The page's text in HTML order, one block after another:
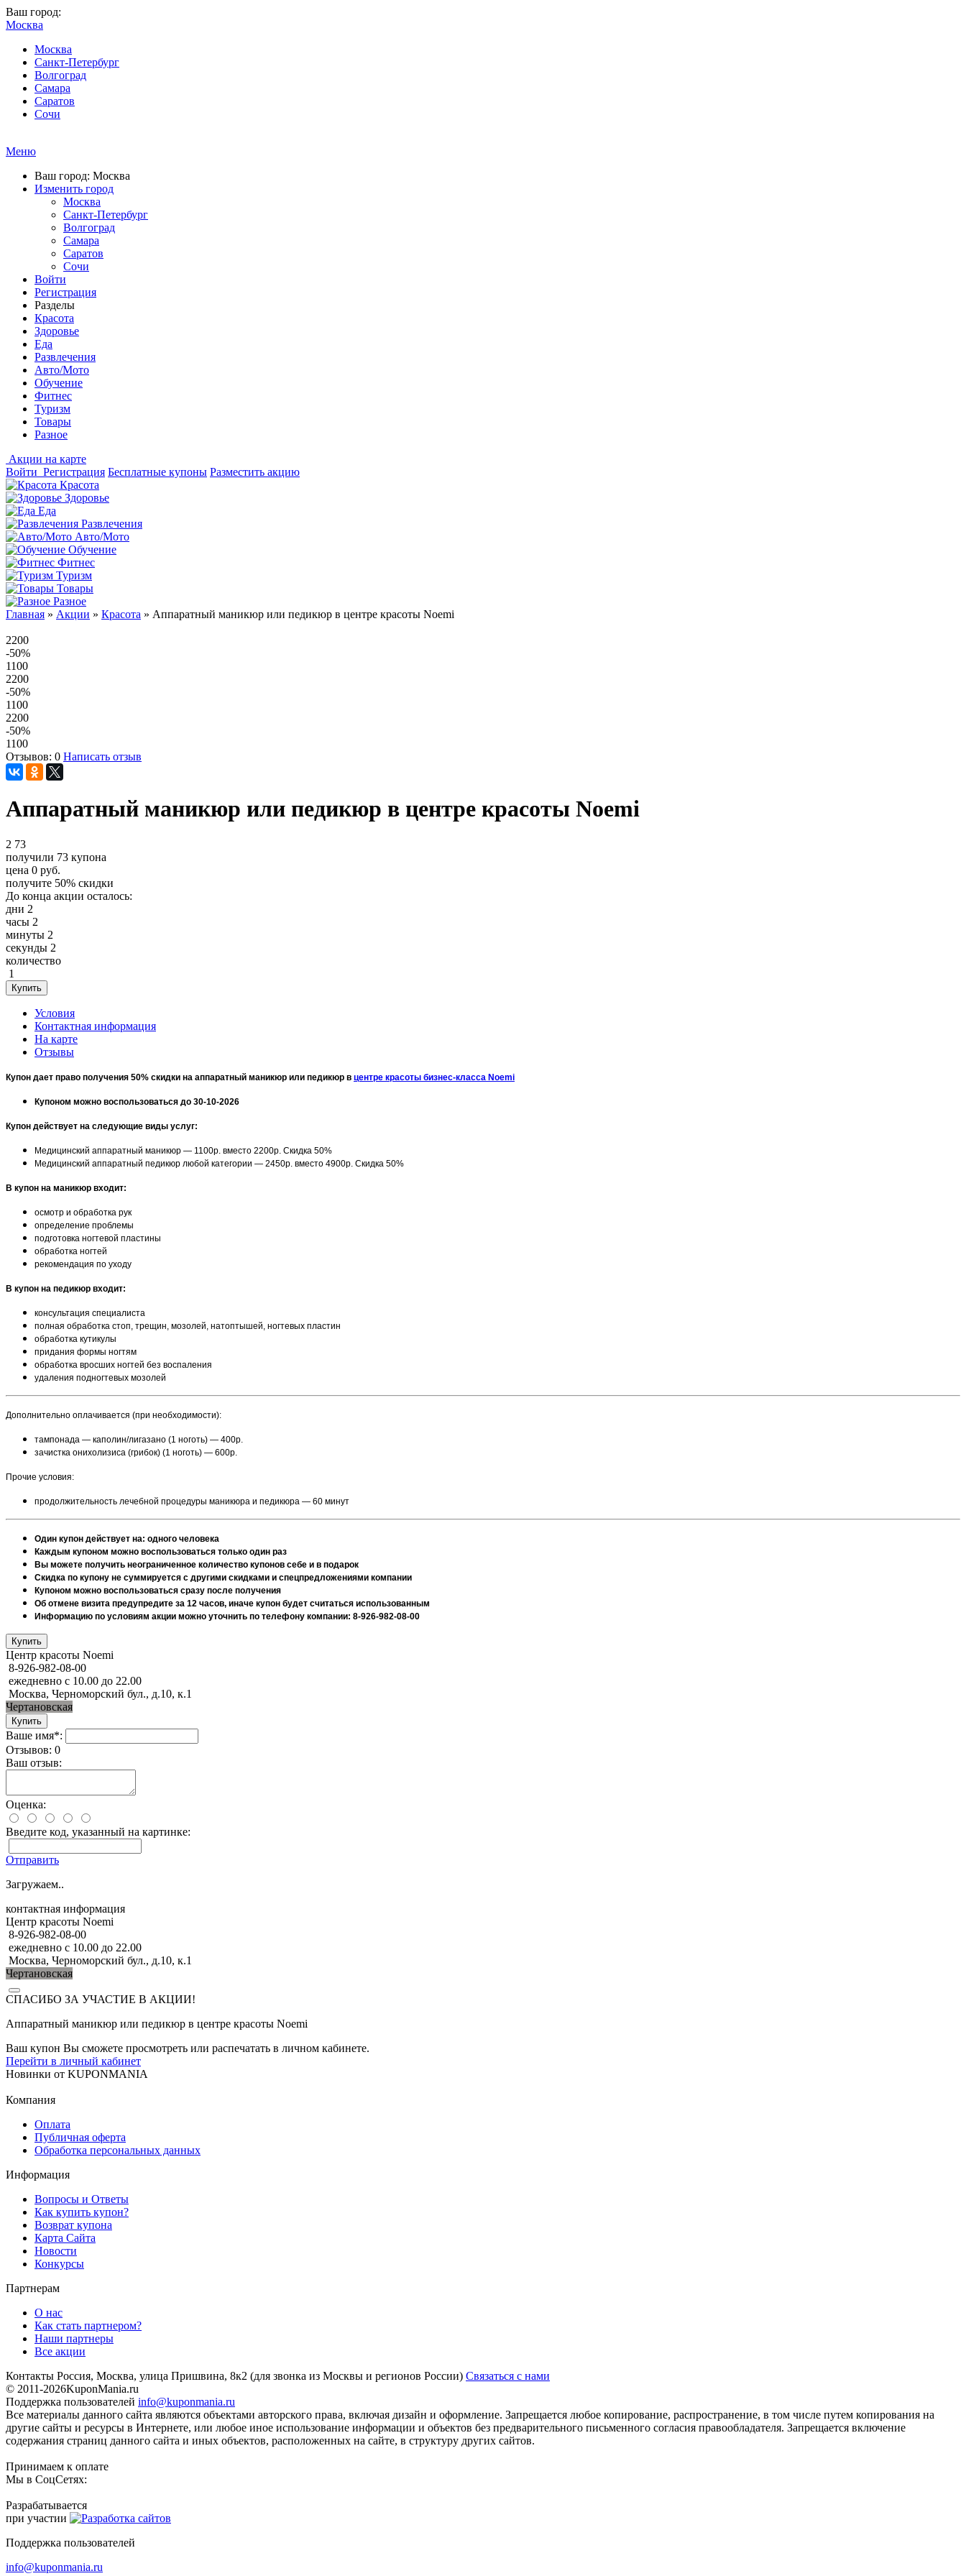
Ваш город:
Москва
Москва
Санкт-Петербург
Волгоград
Самара
Саратов
Сочи
Меню
Ваш город: Москва
Изменить город
Москва
Санкт-Петербург
Волгоград
Самара
Саратов
Сочи
Войти
Регистрация
Разделы
Красота
Здоровье
Еда
Развлечения
Авто/Мото
Обучение
Фитнес
Туризм
Товары
Разное
Акции на карте
Войти Регистрация Бесплатные купоны Разместить акцию
Красота
Здоровье
Еда
Развлечения
Авто/Мото
Обучение
Фитнес
Туризм
Товары
Разное
Главная » Акции » Красота » Аппаратный маникюр или педикюр в центре красоты Noemi
2200
-50%
1100
2200
-50%
1100
2200
-50%
1100
Отзывов: 0 Написать отзыв
Аппаратный маникюр или педикюр в центре красоты Noemi
2 73
получили 73 купона
цена 0 руб.
получите 50% скидки
До конца акции осталось:
дни 2
часы 2
минуты 2
секунды 2
количество
1
Условия
Контактная информация
На карте
Отзывы
Купон дает право получения 50% скидки на аппаратный маникюр или педикюр в центре красоты бизнес-класса Noemi
Купоном можно воспользоваться до 30-10-2026
Купон действует на следующие виды услуг:
Медицинский аппаратный маникюр — 1100р. вместо 2200р. Скидка 50%
Медицинский аппаратный педикюр любой категории — 2450р. вместо 4900р. Скидка 50%
В купон на маникюр входит:
осмотр и обработка рук
определение проблемы
подготовка ногтевой пластины
обработка ногтей
рекомендация по уходу
В купон на педикюр входит:
консультация специалиста
полная обработка стоп, трещин, мозолей, натоптышей, ногтевых пластин
обработка кутикулы
придания формы ногтям
обработка вросших ногтей без воспаления
удаления подногтевых мозолей
Дополнительно оплачивается (при необходимости):
тампонада — каполин/лигазано (1 ноготь) — 400р.
зачистка онихолизиса (грибок) (1 ноготь) — 600р.
Прочие условия:
продолжительность лечебной процедуры маникюра и педикюра — 60 минут
Один купон действует на: одного человека
Каждым купоном можно воспользоваться только один раз
Вы можете получить неограниченное количество купонов себе и в подарок
Скидка по купону не суммируется с другими скидками и спецпредложениями компании
Купоном можно воспользоваться сразу после получения
Об отмене визита предупредите за 12 часов, иначе купон будет считаться использованным
Информацию по условиям акции можно уточнить по телефону компании: 8-926-982-08-00
Центр красоты Noemi
8-926-982-08-00
ежедневно с 10.00 до 22.00
Москва, Черноморский бул., д.10, к.1
Чертановская
Ваше имя*:
Отзывов: 0
Ваш отзыв:
Оценка:
Введите код, указанный на картинке:
Отправить
Загружаем..
контактная информация
Центр красоты Noemi
8-926-982-08-00
ежедневно с 10.00 до 22.00
Москва, Черноморский бул., д.10, к.1
Чертановская
СПАСИБО ЗА УЧАСТИЕ В АКЦИИ!
Аппаратный маникюр или педикюр в центре красоты Noemi
Ваш купон Вы сможете просмотреть или распечатать в личном кабинете.
Перейти в личный кабинет
Новинки от KUPONMANIA
Компания
Оплата
Публичная оферта
Обработка персональных данных
Информация
Вопросы и Ответы
Как купить купон?
Возврат купона
Карта Сайта
Новости
Конкурсы
Партнерам
О нас
Как стать партнером?
Наши партнеры
Все акции
Контакты Россия, Москва, улица Пришвина, 8к2 (для звонка из Москвы и регионов России) Связаться с нами
© 2011-2026KuponMania.ru
Поддержка пользователей info@kuponmania.ru
Все материалы данного сайта являются объектами авторского права, включая дизайн и оформление. Запрещается любое копирование, распространение, в том числе путем копирования на
другие сайты и ресурсы в Интернете, или любое иное использование информации и объектов без предварительного письменного согласия правообладателя. Запрещается включение
содержания страниц данного сайта и иных объектов, расположенных на сайте, в структуру других сайтов.
Принимаем к оплате
Мы в СоцСетях:
Разрабатывается
при участии
Поддержка пользователей
info@kuponmania.ru